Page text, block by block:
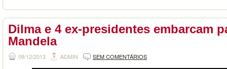
Dilma e 4 ex-presidentes embarcam
Mandela
09/12/2013 ADMIN SEM COMENTÁRIOS